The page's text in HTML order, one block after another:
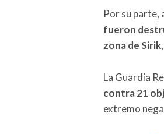
Por su parte,
fueron
zona de Sirik
La Guardia
contra 21
extremo